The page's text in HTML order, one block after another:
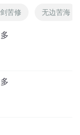
苦修 无边苦海